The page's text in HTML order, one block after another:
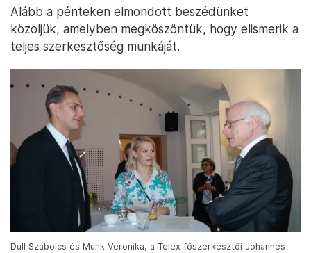
Alább a pénteken elmondott beszédünket
közöljük, amelyben megköszöntük, hogy elismerik a
teljes szerkesztőség munkáját.
Dull Szabolcs és Munk Veronika, a Telex főszerkesztői Johannes